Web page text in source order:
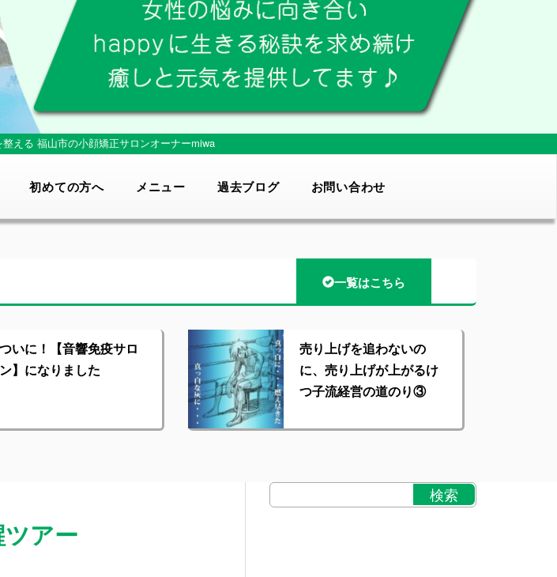
える 福山市の小顔矯正サロンオーナーmiwa
初めての方へ メニュー 過去ブログ お問い合わせ
一覧はこちら
ついに！【音響免疫サロ
ン】になりました
売り上げを追わないの
に、売り上げが上がるけ
つ子流経営の道のり③
アー